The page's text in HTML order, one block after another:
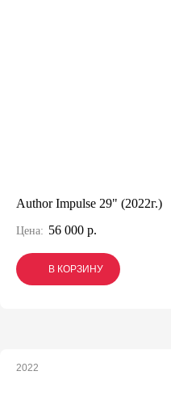
Author Impulse 29" (2022г.)
Цена: 56 000 р.
В КОРЗИНУ
В КОРЗИНУ
В КОРЗИНУ
2022